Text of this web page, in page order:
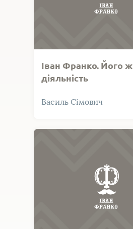
Іван Франко. Його
діяльність
Василь Сімович